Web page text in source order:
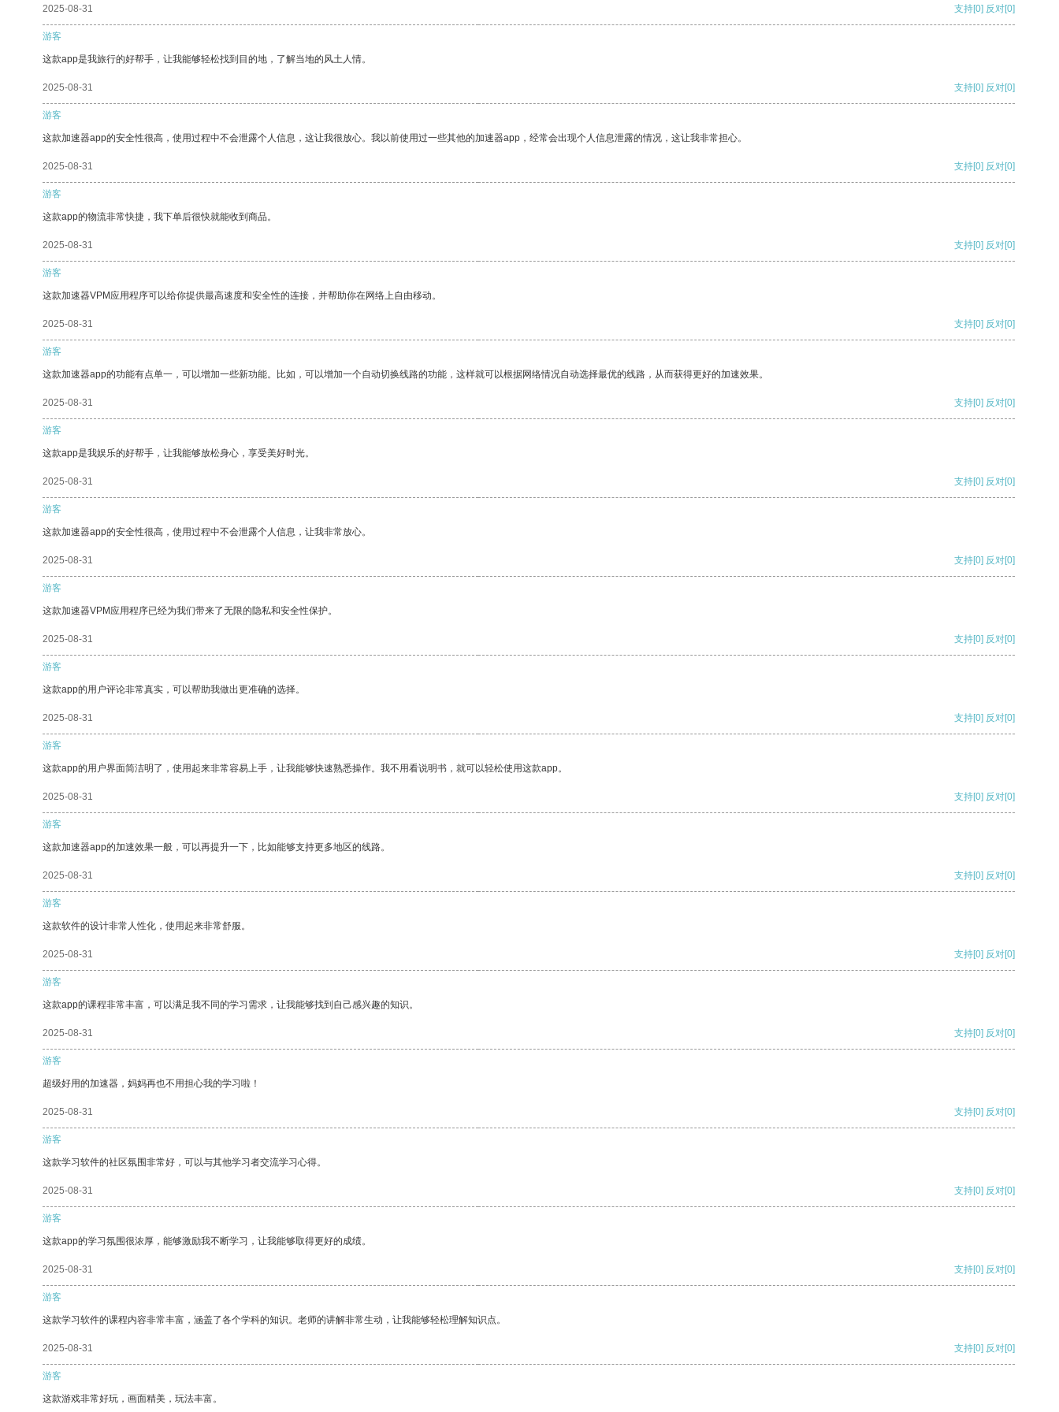
2025-08-31 支持[0] 反对[0]
游客
这款app是我旅行的好帮手，让我能够轻松找到目的地，了解当地的风土人情。
2025-08-31 支持[0] 反对[0]
游客
这款加速器app的安全性很高，使用过程中不会泄露个人信息，这让我很放心。我以前使用过一些其他的加速器app，经常会出现个人信息泄露的情况，这让我非常担心。
2025-08-31 支持[0] 反对[0]
游客
这款app的物流非常快捷，我下单后很快就能收到商品。
2025-08-31 支持[0] 反对[0]
游客
这款加速器VPM应用程序可以给你提供最高速度和安全性的连接，并帮助你在网络上自由移动。
2025-08-31 支持[0] 反对[0]
游客
这款加速器app的功能有点单一，可以增加一些新功能。比如，可以增加一个自动切换线路的功能，这样就可以根据网络情况自动选择最优的线路，从而获得更好的加速效果。
2025-08-31 支持[0] 反对[0]
游客
这款app是我娱乐的好帮手，让我能够放松身心，享受美好时光。
2025-08-31 支持[0] 反对[0]
游客
这款加速器app的安全性很高，使用过程中不会泄露个人信息，让我非常放心。
2025-08-31 支持[0] 反对[0]
游客
这款加速器VPM应用程序已经为我们带来了无限的隐私和安全性保护。
2025-08-31 支持[0] 反对[0]
游客
这款app的用户评论非常真实，可以帮助我做出更准确的选择。
2025-08-31 支持[0] 反对[0]
游客
这款app的用户界面简洁明了，使用起来非常容易上手，让我能够快速熟悉操作。我不用看说明书，就可以轻松使用这款app。
2025-08-31 支持[0] 反对[0]
游客
这款加速器app的加速效果一般，可以再提升一下，比如能够支持更多地区的线路。
2025-08-31 支持[0] 反对[0]
游客
这款软件的设计非常人性化，使用起来非常舒服。
2025-08-31 支持[0] 反对[0]
游客
这款app的课程非常丰富，可以满足我不同的学习需求，让我能够找到自己感兴趣的知识。
2025-08-31 支持[0] 反对[0]
游客
超级好用的加速器，妈妈再也不用担心我的学习啦！
2025-08-31 支持[0] 反对[0]
游客
这款学习软件的社区氛围非常好，可以与其他学习者交流学习心得。
2025-08-31 支持[0] 反对[0]
游客
这款app的学习氛围很浓厚，能够激励我不断学习，让我能够取得更好的成绩。
2025-08-31 支持[0] 反对[0]
游客
这款学习软件的课程内容非常丰富，涵盖了各个学科的知识。老师的讲解非常生动，让我能够轻松理解知识点。
2025-08-31 支持[0] 反对[0]
游客
这款游戏非常好玩，画面精美，玩法丰富。